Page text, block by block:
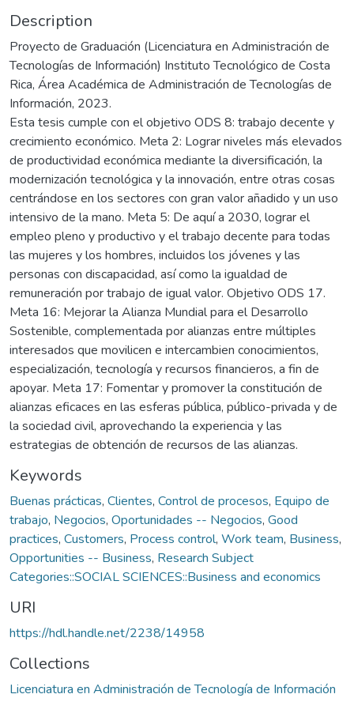
Description
Proyecto de Graduación (Licenciatura en Administración de
Tecnologías de Información) Instituto Tecnológico de Costa
Rica, Área Académica de Administración de Tecnologías de
Información, 2023.
Esta tesis cumple con el objetivo ODS 8: trabajo decente y
crecimiento económico. Meta 2: Lograr niveles más elevados
de productividad económica mediante la diversificación, la
modernización tecnológica y la innovación, entre otras cosas
centrándose en los sectores con gran valor añadido y un uso
intensivo de la mano. Meta 5: De aquí a 2030, lograr el
empleo pleno y productivo y el trabajo decente para todas
las mujeres y los hombres, incluidos los jóvenes y las
personas con discapacidad, así como la igualdad de
remuneración por trabajo de igual valor. Objetivo ODS 17.
Meta 16: Mejorar la Alianza Mundial para el Desarrollo
Sostenible, complementada por alianzas entre múltiples
interesados que movilicen e intercambien conocimientos,
especialización, tecnología y recursos financieros, a fin de
apoyar. Meta 17: Fomentar y promover la constitución de
alianzas eficaces en las esferas pública, público-privada y de
la sociedad civil, aprovechando la experiencia y las
estrategias de obtención de recursos de las alianzas.
Keywords
Buenas prácticas, Clientes, Control de procesos, Equipo de
trabajo, Negocios, Oportunidades -- Negocios, Good
practices, Customers, Process control, Work team, Business,
Opportunities -- Business, Research Subject
Categories::SOCIAL SCIENCES::Business and economics
URI
https://hdl.handle.net/2238/14958
Collections
Licenciatura en Administración de Tecnología de Información